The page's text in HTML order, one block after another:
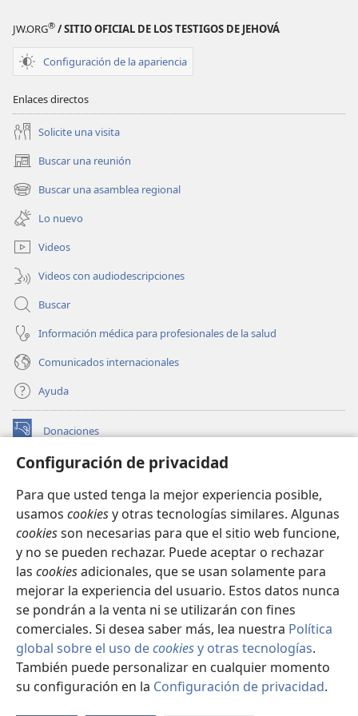
Configuración de privacidad
Para que usted tenga la mejor experiencia posible,
usamos cookiesy otras tecnologías similares. Algunas
cookiesson necesarias para que el sitio web funcione,
y no se pueden rechazar. Puede aceptar o rechazar
las cookiesadicionales, que se usan solamente para
mejorar la experiencia del usuario. Estos datos nunca
se pondrán a la venta ni se utilizarán con fines
comerciales. Si desea saber más, lea nuestra Política
global sobre el uso decookiesy otras tecnologías.
También puede personalizar en cualquier momento
su configuración en la Configuración de privacidad.
JW.ORG® / SITIO OFICIAL DE LOS TESTIGOS DE JEHOVÁ
Configuración de la apariencia
Enlaces directos
Solicite una visita
Buscar una reunión
(abre
una
nueva
ventana)
Buscar una asamblea regional
(abre
una
nueva
ventana)
Lo nuevo
Videos
Videos con audiodescripciones
Buscar
Información médica para profesionales de la salud
Comunicados internacionales
Ayuda
Donaciones
(abre
nueva BIBLIOTECA EN LÍNEA Watchtower™
una
nueva
ventana)
JW Hub
(abre
una
nueva
ventana)
JW Library
Watchtower Library
Copyright© 2026 Watch Tower Bible and Tract Society of Pennsylvania.
CONDICIONES DE USO| POLÍTICA DE PRIVACIDAD
|
CONFIGURACIÓN DE PRIVACIDAD